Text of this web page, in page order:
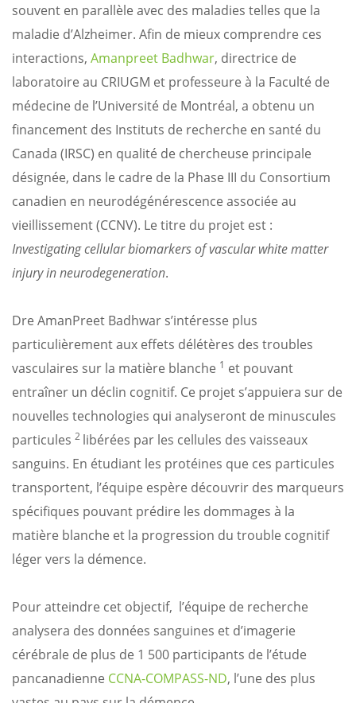
souvent en parallèle avec des maladies telles que la
maladie d’Alzheimer. Afin de mieux comprendre ces
interactions, Amanpreet Badhwar, directrice de
laboratoire au CRIUGM et professeure à la Faculté de
médecine de l’Université de Montréal, a obtenu un
financement des Instituts de recherche en santé du
Canada (IRSC) en qualité de chercheuse principale
désignée, dans le cadre de la Phase III du Consortium
canadien en neurodégénérescence associée au
vieillissement (CCNV). Le titre du projet est :
Investigating cellular biomarkers of vascular white matter
injury in neurodegeneration.
Dre AmanPreet Badhwar s’intéresse plus
particulièrement aux effets délétères des troubles
vasculaires sur la matière blanche 1 et pouvant
entraîner un déclin cognitif. Ce projet s’appuiera sur de
nouvelles technologies qui analyseront de minuscules
particules 2 libérées par les cellules des vaisseaux
sanguins. En étudiant les protéines que ces particules
transportent, l’équipe espère découvrir des marqueurs
spécifiques pouvant prédire les dommages à la
matière blanche et la progression du trouble cognitif
léger vers la démence.
Pour atteindre cet objectif, l’équipe de recherche
analysera des données sanguines et d’imagerie
cérébrale de plus de 1 500 participants de l’étude
pancanadienne CCNA-COMPASS-ND, l’une des plus